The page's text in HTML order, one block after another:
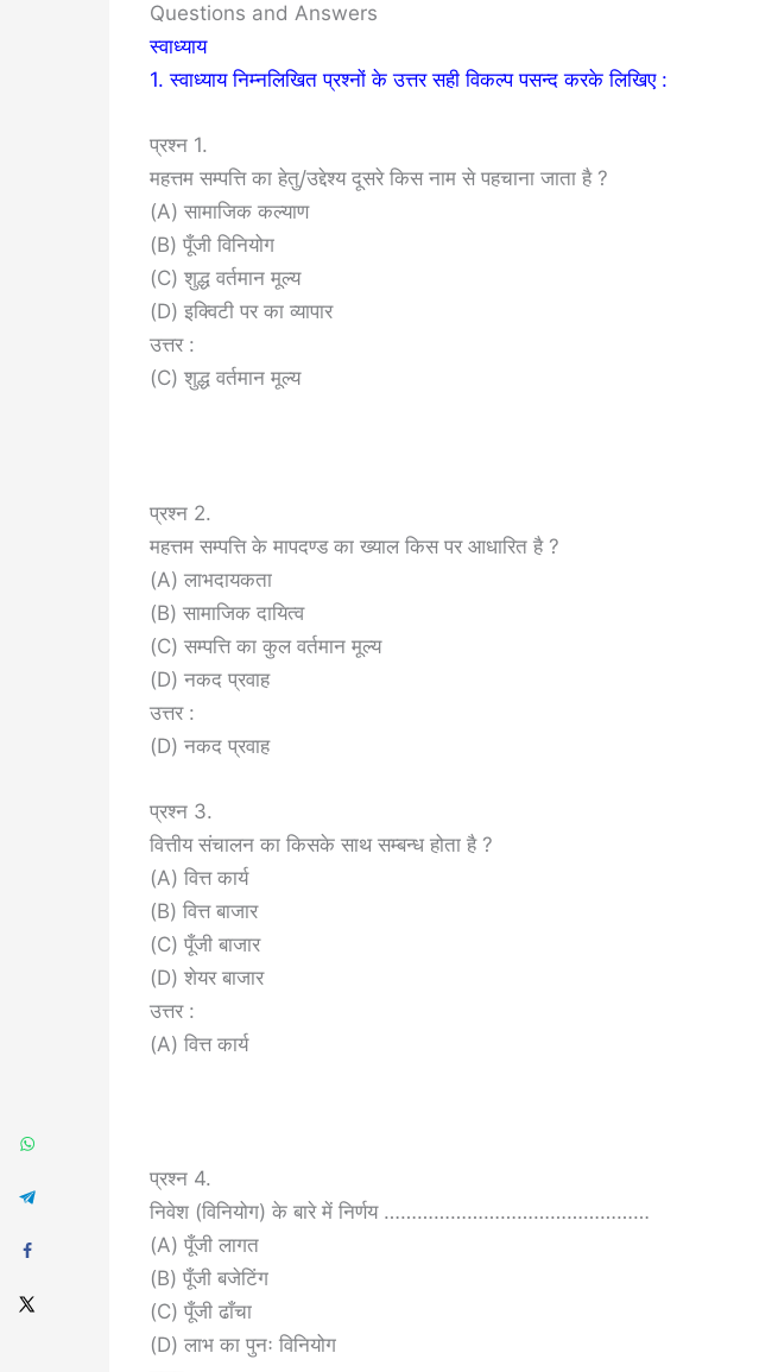
Questions and Answers
स्वाध्याय
1. स्वाध्याय निम्नलिखित प्रश्नों के उत्तर सही विकल्प पसन्द करके लिखिए :
प्रश्न 1.
महत्तम सम्पत्ति का हेतु/उद्देश्य दूसरे किस नाम से पहचाना जाता है ?
(A) सामाजिक कल्याण
(B) पूँजी विनियोग
(C) शुद्ध वर्तमान मूल्य
(D) इक्विटी पर का व्यापार
उत्तर :
(C) शुद्ध वर्तमान मूल्य
प्रश्न 2.
महत्तम सम्पत्ति के मापदण्ड का ख्याल किस पर आधारित है ?
(A) लाभदायकता
(B) सामाजिक दायित्व
(C) सम्पत्ति का कुल वर्तमान मूल्य
(D) नकद प्रवाह
उत्तर :
(D) नकद प्रवाह
प्रश्न 3.
वित्तीय संचालन का किसके साथ सम्बन्ध होता है ?
(A) वित्त कार्य
(B) वित्त बाजार
(C) पूँजी बाजार
(D) शेयर बाजार
उत्तर :
(A) वित्त कार्य
प्रश्न 4.
निवेश (विनियोग) के बारे में निर्णय …………………………………………
(A) पूँजी लागत
(B) पूँजी बजेटिंग
(C) पूँजी ढाँचा
(D) लाभ का पुनः विनियोग